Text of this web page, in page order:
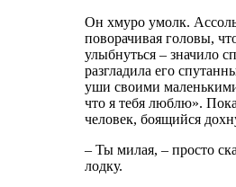
Он хмуро умолк. Ассоль
поворачивая головы,
улыбнуться – значило
разгладила его
уши своими
что я тебя люблю».
человек, боящийся
– Ты милая, – просто
лодку.